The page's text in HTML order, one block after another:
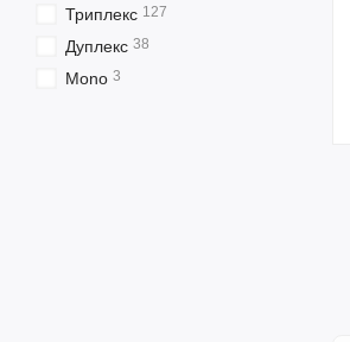
Триплекс 127
Дуплекс 38
Mono 3